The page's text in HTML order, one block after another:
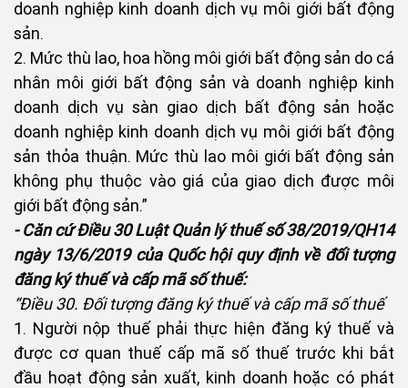
doanh nghiệp kinh doanh dịch vụ môi giới bất động
sản.
2. Mức thù lao, hoa hồng môi giới bất động sản do cá
nhân môi giới bất động sản và doanh nghiệp kinh
doanh dịch vụ sàn giao dịch bất động sản hoặc
doanh nghiệp kinh doanh dịch vụ môi giới bất động
sản thỏa thuận. Mức thù lao môi giới bất động sản
không phụ thuộc vào giá của giao dịch được môi
giới bất động sản.”
- Căn cứ Điều 30 Luật Quản lý thuế số 38/2019/QH14
ngày 13/6/2019 của Quốc hội quy định về đối tượng
đăng ký thuế và cấp mã số thuế:
“Điều 30. Đối tượng đăng ký thuế và cấp mã số thuế
1. Người nộp thuế phải thực hiện đăng ký thuế và
được cơ quan thuế cấp mã số thuế trước khi bắt
đầu hoạt động sản xuất, kinh doanh hoặc có phát